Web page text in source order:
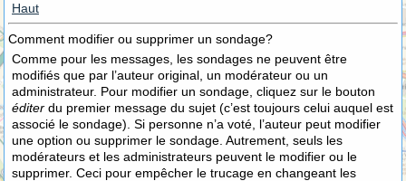
Haut
Comment modifier ou supprimer un sondage?
Comme pour les messages, les sondages ne peuvent être
modifiés que par l’auteur original, un modérateur ou un
administrateur. Pour modifier un sondage, cliquez sur le bouton
éditer du premier message du sujet (c’est toujours celui auquel est
associé le sondage). Si personne n’a voté, l’auteur peut modifier
une option ou supprimer le sondage. Autrement, seuls les
modérateurs et les administrateurs peuvent le modifier ou le
supprimer. Ceci pour empêcher le trucage en changeant les